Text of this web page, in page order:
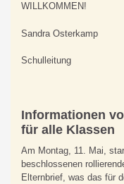
WILLKOMMEN!
Sandra Osterkamp
Schulleitung
Informationen
für alle Klassen
Am Montag, 11. Mai,
beschlossenen
Elternbrief, was das für